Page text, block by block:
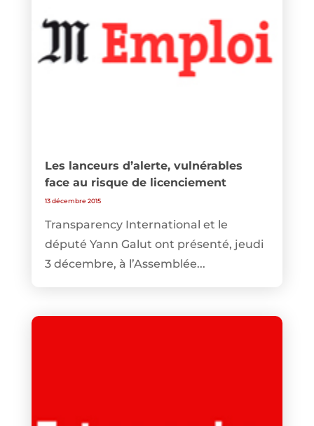
Les lanceurs d’alerte, vulnérables
face au risque de licenciement
13 décembre 2015
Transparency International et le
député Yann Galut ont présenté, jeudi
3 décembre, à l’Assemblée...